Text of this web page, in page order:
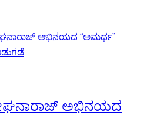
ಅಭಿನಯದ